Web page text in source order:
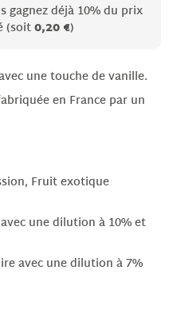
gagnez déjà 10% du prix
(soit0,20 €)
une touche de vanille.
en France par un
Fruit exotique
avec une dilution à 10% et
avec une dilution à 7%